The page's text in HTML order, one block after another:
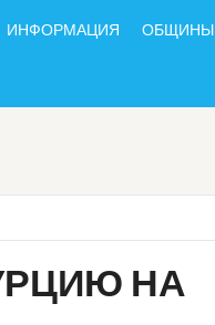
ИНФОРМАЦИЯ ОБЩИНЫ
НА